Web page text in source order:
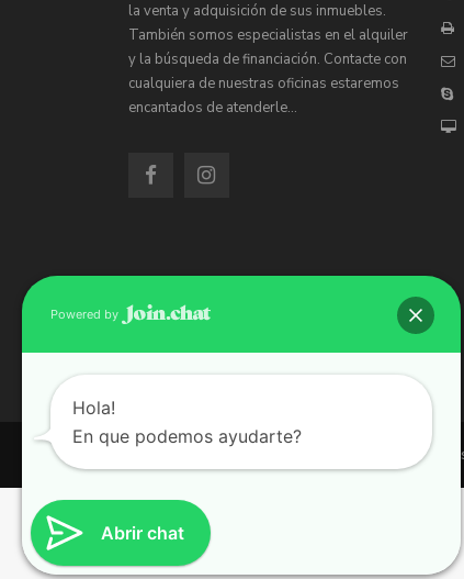
la venta y adquisición de sus inmuebles.
También somos especialistas en el alquiler
y la búsqueda de financiación. Contacte con
cualquiera de nuestras oficinas estaremos
encantados de atenderle…
Copyright 2026 | Grupo 90 inmobiliarias. All
Abrir chat
Powered by
Hola!
En que podemos ayudarte?